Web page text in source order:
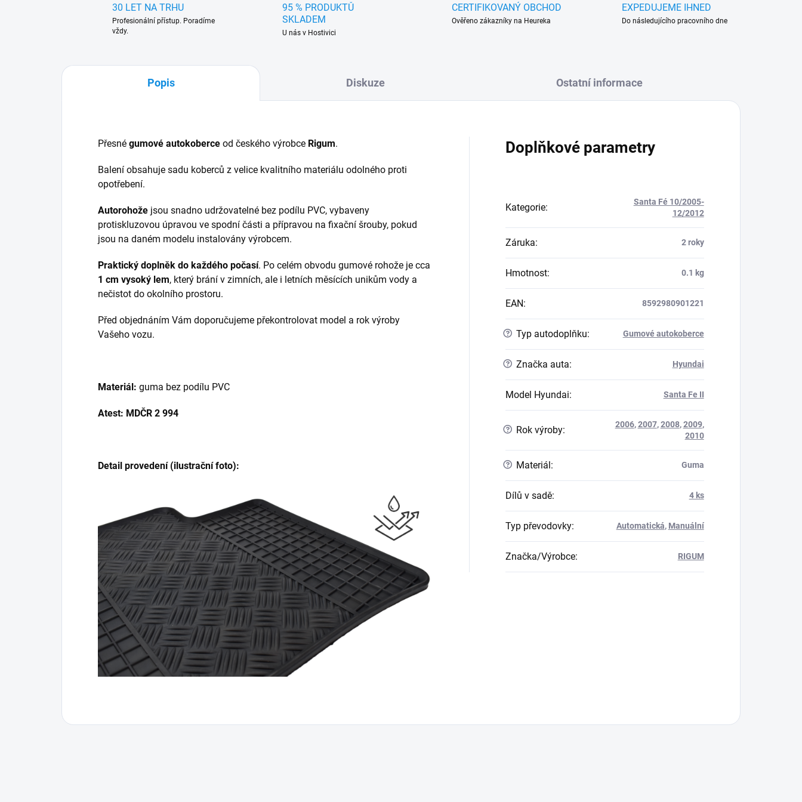
30 LET NA TRHU
Profesionální přístup. Poradíme
vždy.
95 % PRODUKTŮ
SKLADEM
U nás v Hostivici
CERTIFIKOVANÝ OBCHOD
Ověřeno zákazníky na Heureka
EXPEDUJEME IHNED
Do následujícího pracovního dne
Popis Diskuze Ostatní informace
Přesné gumové autokoberce od českého výrobce Rigum.
Balení obsahuje sadu koberců z velice kvalitního materiálu odolného proti
opotřebení.
Autorohože jsou snadno udržovatelné bez podílu PVC, vybaveny
protiskluzovou úpravou ve spodní části a přípravou na fixační šrouby, pokud
jsou na daném modelu instalovány výrobcem.
Praktický doplněk do každého počasí. Po celém obvodu gumové rohože je cca
1 cm vysoký lem, který brání v zimních, ale i letních měsících unikům vody a
nečistot do okolního prostoru.
Před objednáním Vám doporučujeme překontrolovat model a rok výroby
Vašeho vozu.
Materiál: guma bez podílu PVC
Atest: MDČR 2 994
Detail provedení (ilustrační foto):
Doplňkové parametry
Kategorie:
Santa Fé 10/2005-
12/2012
Záruka: 2 roky
Hmotnost: 0.1 kg
EAN: 8592980901221
? Typ autodoplňku: Gumové autokoberce
? Značka auta: Hyundai
Model Hyundai: Santa Fe II
? Rok výroby: 2006,2007,2008,2009,
2010
? Materiál : Guma
Dílů v sadě: 4 ks
Typ převodovky: Automatická, Manuální
Značka/Výrobce: RIGUM